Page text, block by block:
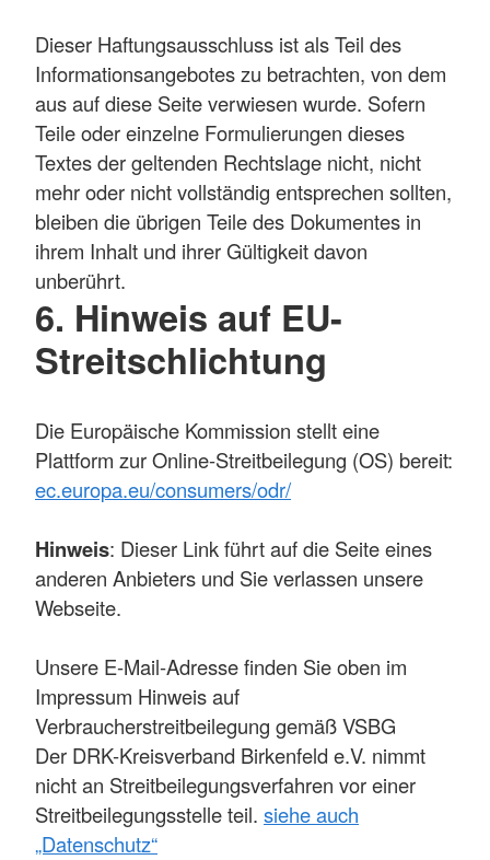
Dieser Haftungsausschluss ist als Teil des
Informationsangebotes zu betrachten, von dem
aus auf diese Seite verwiesen wurde. Sofern
Teile oder einzelne Formulierungen dieses
Textes der geltenden Rechtslage nicht, nicht
mehr oder nicht vollständig entsprechen sollten,
bleiben die übrigen Teile des Dokumentes in
ihrem Inhalt und ihrer Gültigkeit davon
unberührt.
6. Hinweis auf EU-
Streitschlichtung
Die Europäische Kommission stellt eine
Plattform zur Online-Streitbeilegung (OS) bereit:
ec.europa.eu/consumers/odr/
Hinweis: Dieser Link führt auf die Seite eines
anderen Anbieters und Sie verlassen unsere
Webseite.
Unsere E-Mail-Adresse finden Sie oben im
Impressum Hinweis auf
Verbraucherstreitbeilegung gemäß VSBG
Der DRK-Kreisverband Birkenfeld e.V. nimmt
nicht an Streitbeilegungsverfahren vor einer
Streitbeilegungsstelle teil. siehe auch
„Datenschutz“